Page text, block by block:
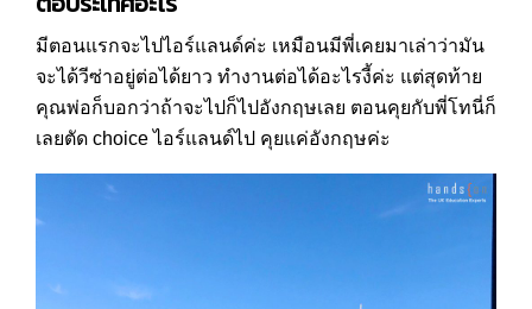
มีตอนแรกจะไปไอร์แลนด์ค่ะ เหมือนมีพี่เคยมาเล่าว่ามัน
จะได้วีซ่าอยู่ต่อได้ยาว ทำงานต่อได้อะไรงี้ค่ะ แต่สุดท้าย
คุณพ่อก็บอกว่าถ้าจะไปก็ไปอังกฤษเลย ตอนคุยกับพี่โทนี่ก็
เลยตัด choice ไอร์แลนด์ไป คุยแค่อังกฤษค่ะ